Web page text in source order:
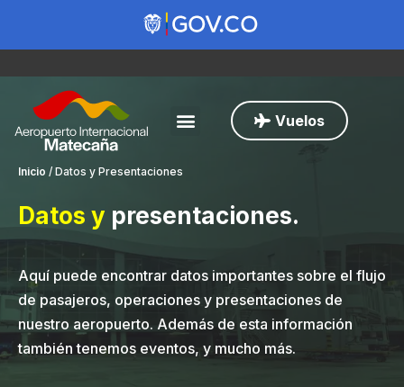
Vuelos
Inicio / Datos y Presentaciones
Datos y presentaciones.
Aquí puede encontrar datos importantes sobre el flujo
de pasajeros, operaciones y presentaciones de
nuestro aeropuerto. Además de esta información
también tenemos eventos, y mucho más.